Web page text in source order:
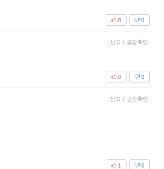
0
0
신고 | 공감 확인
0
0
신고 | 공감 확인
0
1